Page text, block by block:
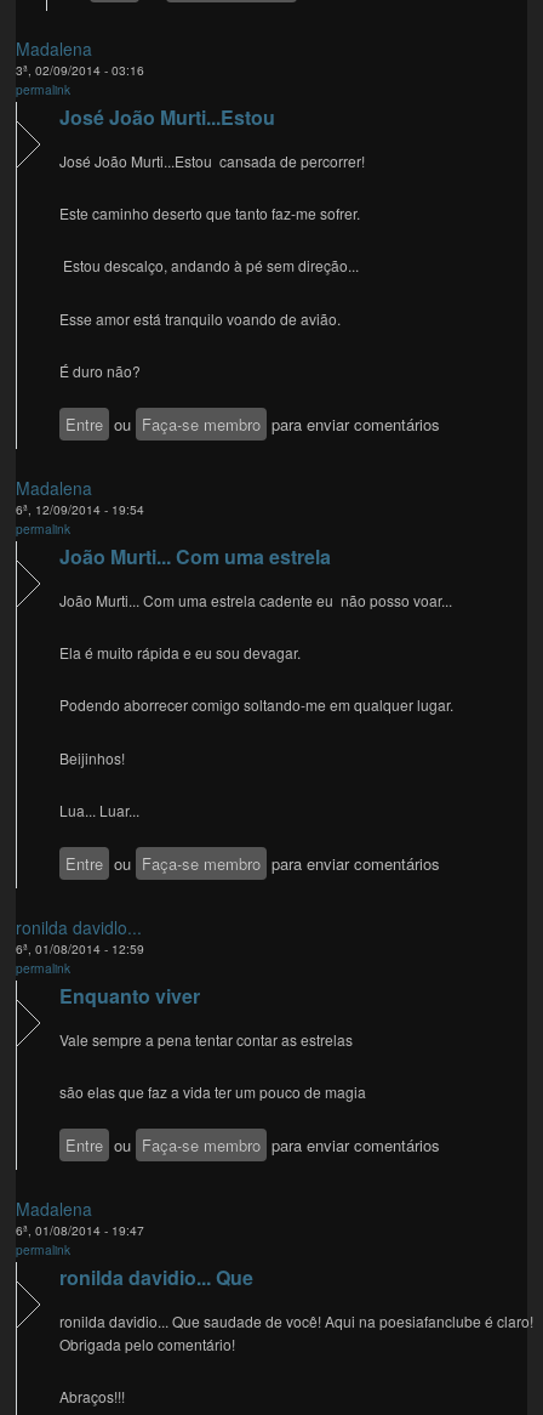
Madalena
3ª, 02/09/2014 - 03:16
permalink
José João Murti...Estou
José João Murti...Estou cansada de percorrer!
Este caminho deserto que tanto faz-me sofrer.
Estou descalço, andando à pé sem direção...
Esse amor está tranquilo voando de avião.
É duro não?
Entre ou Faça-se membro para enviar comentários
Madalena
6ª, 12/09/2014 - 19:54
permalink
João Murti... Com uma estrela
João Murti... Com uma estrela cadente eu não posso voar...
Ela é muito rápida e eu sou devagar.
Podendo aborrecer comigo soltando-me em qualquer lugar.
Beijinhos!
Lua... Luar...
Entre ou Faça-se membro para enviar comentários
ronilda davidlo...
6ª, 01/08/2014 - 12:59
permalink
Enquanto viver
Vale sempre a pena tentar contar as estrelas
são elas que faz a vida ter um pouco de magia
Entre ou Faça-se membro para enviar comentários
Madalena
6ª, 01/08/2014 - 19:47
permalink
ronilda davidio... Que
ronilda davidio... Que saudade de você! Aqui na poesiafanclube é claro!
Obrigada pelo comentário!
Abraços!!!